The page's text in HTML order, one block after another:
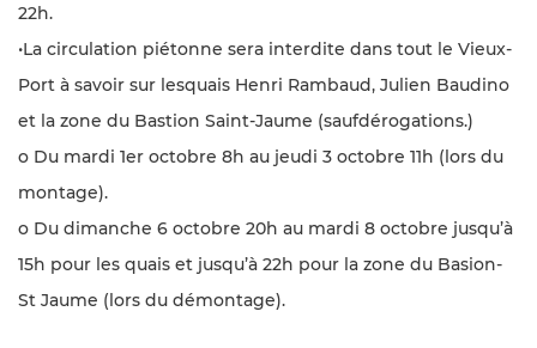
22h.
•La circulation piétonne sera interdite dans tout le Vieux-
Port à savoir sur lesquais Henri Rambaud, Julien Baudino
et la zone du Bastion Saint-Jaume (saufdérogations.)
o Du mardi 1er octobre 8h au jeudi 3 octobre 11h (lors du
montage).
o Du dimanche 6 octobre 20h au mardi 8 octobre jusqu’à
15h pour les quais et jusqu’à 22h pour la zone du Basion-
St Jaume (lors du démontage).